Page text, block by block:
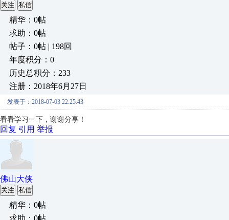
关注 私信
精华：0帖
求助：0帖
帖子：0帖 | 198回
年度积分：0
历史总积分：233
注册：2018年6月27日
发表于：2018-07-03 22:25:43
看看学习一下，谢谢分享！
回复 引用 举报
佛山大侠
关注 私信
精华：0帖
求助：0帖